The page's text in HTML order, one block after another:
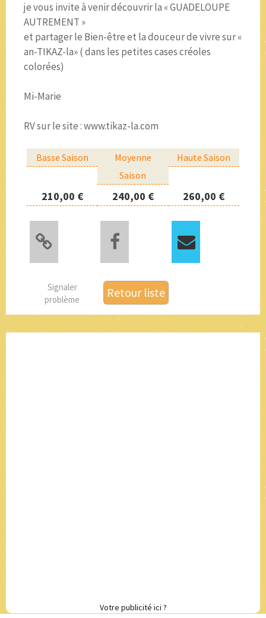
je vous invite à venir découvrir la « GUADELOUPE
AUTREMENT »
et partager le Bien-être et la douceur de vivre sur «
an-TIKAZ-la» ( dans les petites cases créoles
colorées)
Mi-Marie
RV sur le site : www.tikaz-la.com
Basse Saison
Moyenne
Saison
Haute Saison
210,00 € 240,00 € 260,00 €
Signaler
problème
Retour liste
Votre publicité ici ?